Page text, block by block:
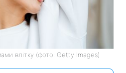
влітку (фото: Getty Images)